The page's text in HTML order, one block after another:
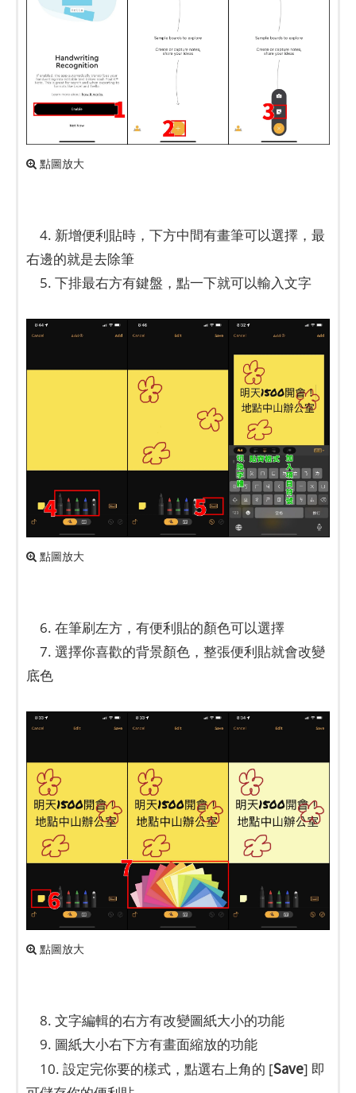
點圖放大
4. 新增便利貼時，下方中間有畫筆可以選擇，最
右邊的就是去除筆
5. 下排最右方有鍵盤，點一下就可以輸入文字
點圖放大
6. 在筆刷左方，有便利貼的顏色可以選擇
7. 選擇你喜歡的背景顏色，整張便利貼就會改變
底色
點圖放大
8. 文字編輯的右方有改變圖紙大小的功能
9. 圖紙大小右下方有畫面縮放的功能
10. 設定完你要的樣式，點選右上角的 [Save] 即